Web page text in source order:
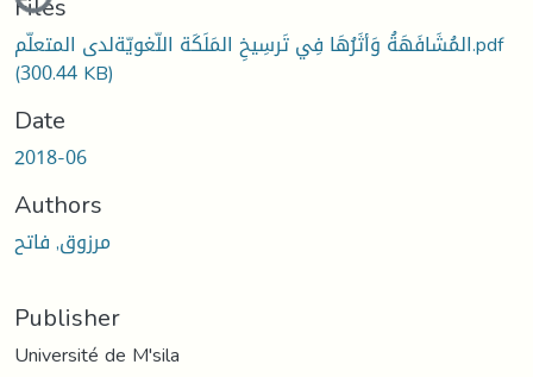
المُشَافَهَةُ وَأثَرُهَا فِي تَرسِيخِ المَلَكَة اللّغويّةلدى المتعلّم.pdf
(300.44 KB)
Date
2018-06
Authors
مرزوق, فاتح
Publisher
Université de M'sila